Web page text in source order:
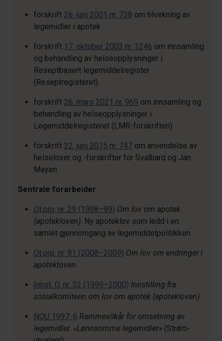
forskrift 26. juni 2001 nr. 738 om tilvirkning av
legemidler i apotek
forskrift 17. oktober 2003 nr. 1246 om innsamling
og behandling av helseopplysninger i
Reseptbasert legemiddelregister
(Reseptregisteret)
forskrift 26. mars 2021 nr. 969 om innsamling og
behandling av helseopplysninger i
Legemiddelregisteret (LMR-forskriften)
forskrift 22. juni 2015 nr. 747 om anvendelse av
helselover og -forskrifter for Svalbard og Jan
Mayen
Sentrale forarbeider
Ot.prp. nr. 29 (1998–99) Om lov om apotek
(apotekloven). Ny apoteklov som ledd i en
samlet gjennomgang av legemiddelpolitikken.
Ot.prp. nr. 91 (2008–2009) Om lov om endringer i
apotekloven.
Innst. O. nr. 52 (1999–2000) Innstilling fra
sosialkomiteen om lov om apotek (apotekloven).
NOU 1997: 6 Rammevilkår for omsetning av
legemidler. «Lønnsomme legemidler» (Strøm-